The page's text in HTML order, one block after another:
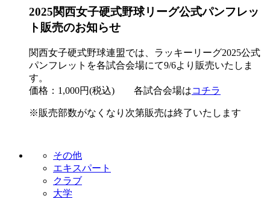
2025関西女子硬式野球リーグ公式パンフレッ
ト販売のお知らせ
関西女子硬式野球連盟では、ラッキーリーグ2025公式
パンフレットを各試合会場にて9/6より販売いたしま
す。
価格：1,000円(税込) 各試合会場はコチラ
※販売部数がなくなり次第販売は終了いたします
その他
エキスパート
クラブ
大学